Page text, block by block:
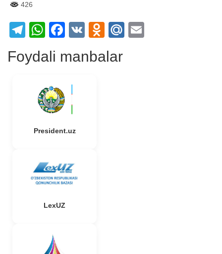
426
Telegram
WhatsApp
Facebook
VK Odnoklassniki
Mail.Ru
Foydali manbalar
President.uz
LexUZ